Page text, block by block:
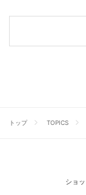
トップ TOPICS
ショ